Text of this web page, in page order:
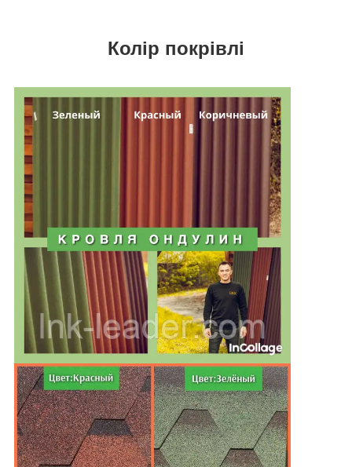
Колір покрівлі